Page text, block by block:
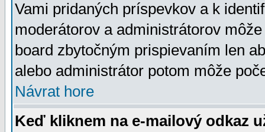
Vami pridaných príspevkov a k
moderátorov a administrátorov
board zbytočným prispievaním len
alebo administrátor potom môže
Návrat hore
Keď kliknem na e-mailový odkaz